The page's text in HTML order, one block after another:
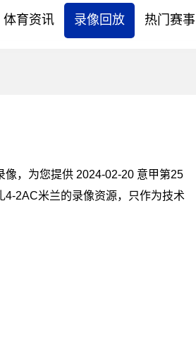
体育资讯 录像回放 热门赛事
像，为您提供 2024-02-20 意甲第25
2AC米兰的录像资源，只作为技术